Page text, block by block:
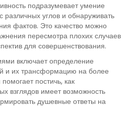
подразумевает умение
различных углов и обнаруживать
фактов. Это качество можно
пересмотра плохих случаев
для совершенствования.
включает определение
и их трансформацию на более
постичь, как
взглядов имеет возможность
душевные ответы на